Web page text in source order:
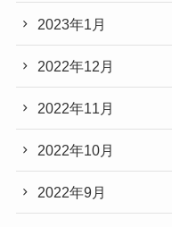
2023年1月
2022年12月
2022年11月
2022年10月
2022年9月